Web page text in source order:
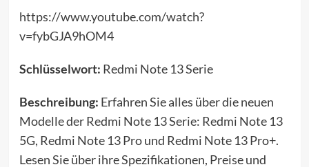
https://www.youtube.com/watch?
v=fybGJA9hOM4
Schlüsselwort: Redmi Note 13 Serie
Beschreibung: Erfahren Sie alles über die neuen
Modelle der Redmi Note 13 Serie: Redmi Note 13
5G, Redmi Note 13 Pro und Redmi Note 13 Pro+.
Lesen Sie über ihre Spezifikationen, Preise und